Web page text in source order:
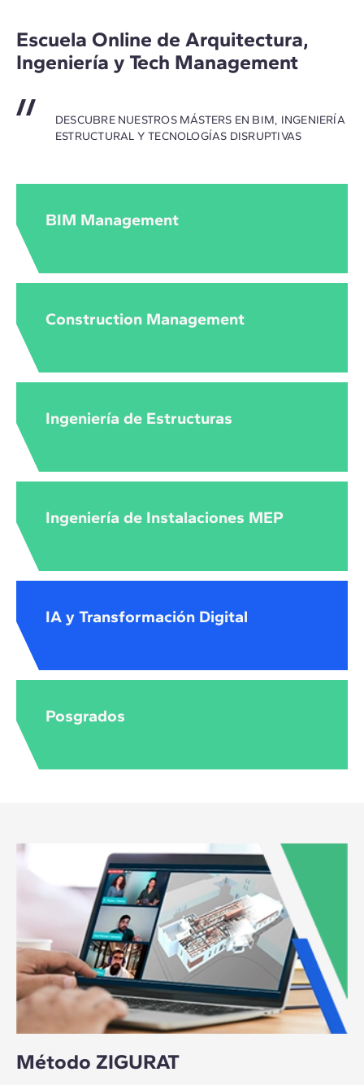
Escuela Online de Arquitectura,
Ingeniería y Tech Management
DESCUBRE NUESTROS MÁSTERS EN BIM, INGENIERÍA
ESTRUCTURAL Y TECNOLOGÍAS DISRUPTIVAS
BIM Management
Construction Management
Ingeniería de Estructuras
Ingeniería de Instalaciones MEP
IA y Transformación Digital
Posgrados
Método ZIGURAT